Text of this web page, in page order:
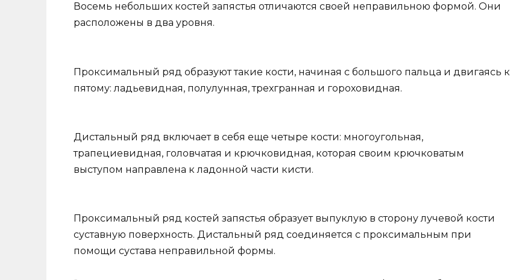
Восемь небольших костей запястья отличаются своей неправильною формой. Они
расположены в два уровня.
Проксимальный ряд образуют такие кости, начиная с большого пальца и двигаясь к
пятому: ладьевидная, полулунная, трехгранная и гороховидная.
Дистальный ряд включает в себя еще четыре кости: многоугольная,
трапециевидная, головчатая и крючковидная, которая своим крючковатым
выступом направлена к ладонной части кисти.
Проксимальный ряд костей запястья образует выпуклую в сторону лучевой кости
суставную поверхность. Дистальный ряд соединяется с проксимальным при
помощи сустава неправильной формы.